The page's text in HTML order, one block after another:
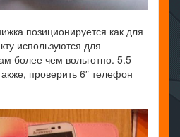
позиционируется как для
используются для
более чем вольготно. 5.5
проверить 6″ телефон